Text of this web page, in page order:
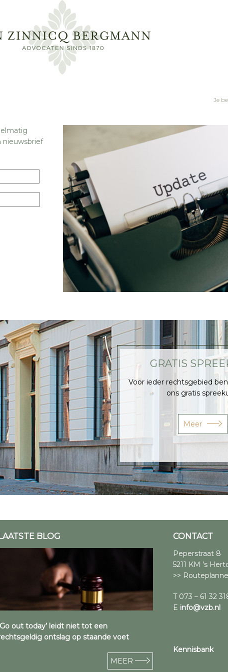
Je
nieuwsbrief
GRATIS
Voor ieder rechtsgebied
ons gratis
Meer
BLOG
out today’ leidt niet tot een
ontslag op staande voet
MEER
CONTACT
Peperstraat 8
5211 KM ’s
>>
T 073 – 61 32
E info@vzb.nl
Kennisbank